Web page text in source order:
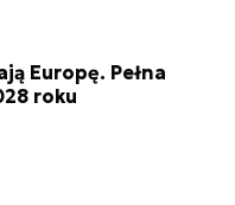
Europę. Pełna
roku